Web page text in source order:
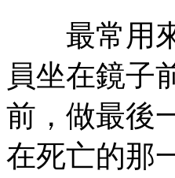
最常用來
員坐在鏡子
前，做最後
在死亡的那